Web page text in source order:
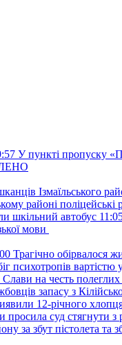
У пункті пропуску
Ізмаїльського
районі поліцейські
шкільний автобус
мови
Трагічно обірвалося
психотропів вартістю
на честь полеглих
запасу з
12-річного
суд стягнути з
за збут пістолета та